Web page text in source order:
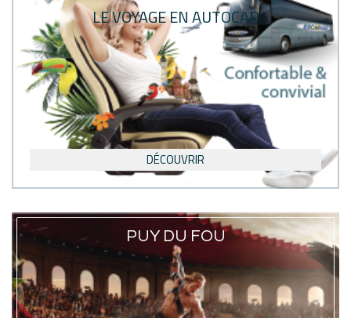
LE VOYAGE EN AUTOCAR
DÉCOUVRIR
PUY DU FOU